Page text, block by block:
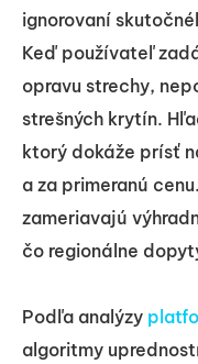
ignorovaní
Keď používateľ
opravu strechy,
strešných krytín.
ktorý dokáže prísť
a za primeranú
zameriavajú
čo regionálne
Podľa analýzy
algoritmy